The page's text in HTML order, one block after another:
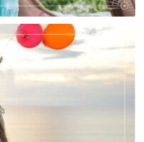
Более Эффективной